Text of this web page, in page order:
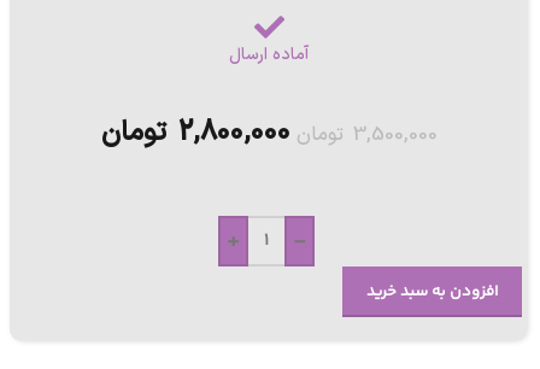
آماده ارسال
3,500,000 تومان 2,800,000 تومان
-
+
افزودن به سبد خرید